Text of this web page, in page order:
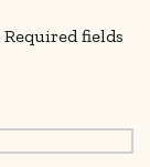
Required fields